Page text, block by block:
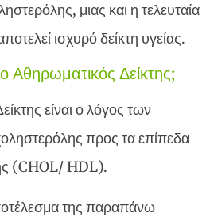
μιας και η τελευταία
ισχυρό δείκτη υγείας.
ο Αθηρωματικός Δείκτης;
είναι ο λόγος των
προς τα επίπεδα
(CHOL/ HDL).
της παραπάνω